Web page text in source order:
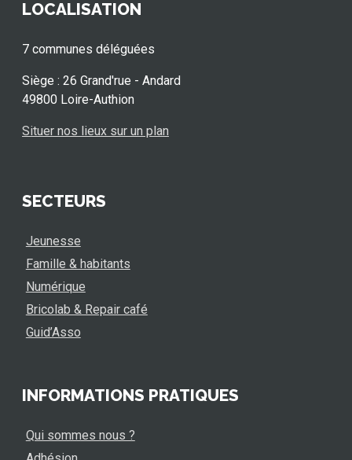
LOCALISATION
7 communes déléguées
Siège : 26 Grand'rue - Andard
49800 Loire-Authion
Situer nos lieux sur un plan
SECTEURS
Jeunesse
Famille & habitants
Numérique
Bricolab & Repair café
Guid’Asso
INFORMATIONS PRATIQUES
Qui sommes nous ?